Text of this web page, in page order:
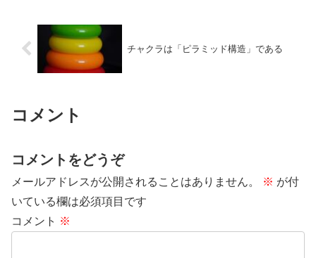
チャクラは「ピラミッド構造」である
コメント
コメントをどうぞ
メールアドレスが公開されることはありません。 ※ が付
いている欄は必須項目です
コメント ※